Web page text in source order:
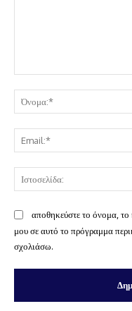
αποθηκεύστε το όνομα, το
μου σε αυτό το πρόγραμμα
σχολιάσω.